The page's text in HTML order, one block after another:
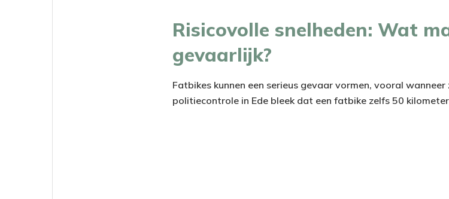
Risicovolle snelheden: Wat
gevaarlijk?
Fatbikes kunnen een serieus gevaar vormen, vooral
politiecontrole in Ede bleek dat een fatbike zelfs 50